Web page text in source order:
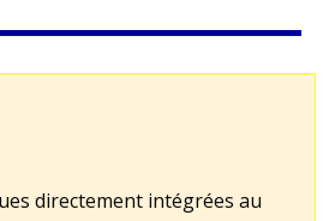
directement intégrées au